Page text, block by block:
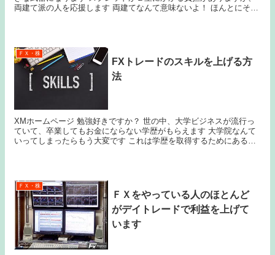
両建て派の人を応援します 両建てなんて意味ないよ！ ほんとにその
ＦＸ・株
FXトレードのスキルを上げる方
法
XMホームページ 勉強好きですか？ 世の中、大学ビジネスが流行っ
ていて、卒業してもお金にならない学歴がもらえます 大学院なんて
いってしまったらもう大変です これは学歴を取得するためにあるも
ＦＸ・株
ＦＸをやっている人のほとんど
がデイトレードで利益を上げて
います